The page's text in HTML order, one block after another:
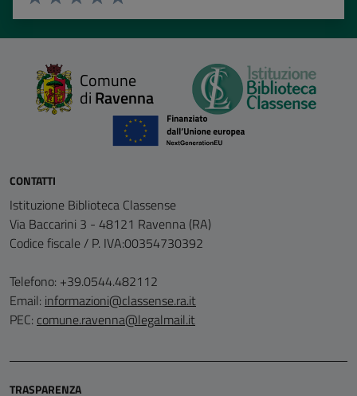
Valuta 5 stelle su 5
Valuta 4 stelle su 5
Valuta 3 stelle su 5
Valuta 2 stelle su 5
Valuta 1 stelle su 5
Comune
diRavenna
CONTATTI
Istituzione Biblioteca Classense
Via Baccarini 3 - 48121 Ravenna (RA)
Codice fiscale / P. IVA:00354730392
Telefono: +39.0544.482112
Email: informazioni@classense.ra.it
PEC: comune.ravenna@legalmail.it
TRASPARENZA